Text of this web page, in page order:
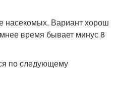
насекомых. Вариант хорош
время бывает минус 8
по следующему